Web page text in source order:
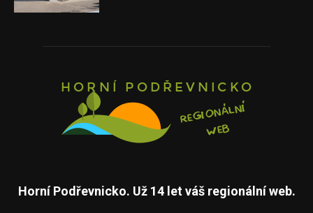
Horní Podřevnicko. Už 14 let váš regionální web.